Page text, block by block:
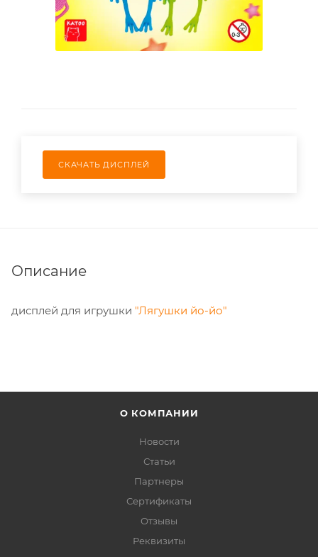
СКАЧАТЬ ДИСПЛЕЙ
Описание
дисплей для игрушки "Лягушки йо-йо"
О КОМПАНИИ
Новости
Статьи
Партнеры
Сертификаты
Отзывы
Реквизиты